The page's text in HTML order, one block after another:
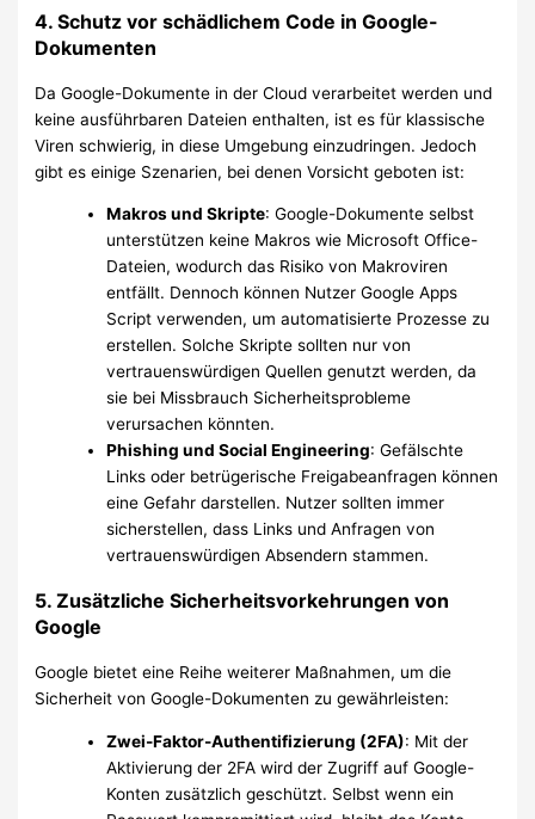
4. Schutz vor schädlichem Code in Google-
Dokumenten
Da Google-Dokumente in der Cloud verarbeitet werden und
keine ausführbaren Dateien enthalten, ist es für klassische
Viren schwierig, in diese Umgebung einzudringen. Jedoch
gibt es einige Szenarien, bei denen Vorsicht geboten ist:
Makros und Skripte: Google-Dokumente selbst
unterstützen keine Makros wie Microsoft Office-
Dateien, wodurch das Risiko von Makroviren
entfällt. Dennoch können Nutzer Google Apps
Script verwenden, um automatisierte Prozesse zu
erstellen. Solche Skripte sollten nur von
vertrauenswürdigen Quellen genutzt werden, da
sie bei Missbrauch Sicherheitsprobleme
verursachen könnten.
Phishing und Social Engineering: Gefälschte
Links oder betrügerische Freigabeanfragen können
eine Gefahr darstellen. Nutzer sollten immer
sicherstellen, dass Links und Anfragen von
vertrauenswürdigen Absendern stammen.
5. Zusätzliche Sicherheitsvorkehrungen von
Google
Google bietet eine Reihe weiterer Maßnahmen, um die
Sicherheit von Google-Dokumenten zu gewährleisten:
Zwei-Faktor-Authentifizierung (2FA): Mit der
Aktivierung der 2FA wird der Zugriff auf Google-
Konten zusätzlich geschützt. Selbst wenn ein